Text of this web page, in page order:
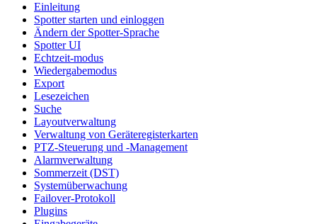
Einleitung
Spotter starten und einloggen
Ändern der Spotter-Sprache
Spotter UI
Echtzeit-modus
Wiedergabemodus
Export
Lesezeichen
Suche
Layoutverwaltung
Verwaltung von Geräteregisterkarten
PTZ-Steuerung und -Management
Alarmverwaltung
Sommerzeit (DST)
Systemüberwachung
Failover-Protokoll
Plugins